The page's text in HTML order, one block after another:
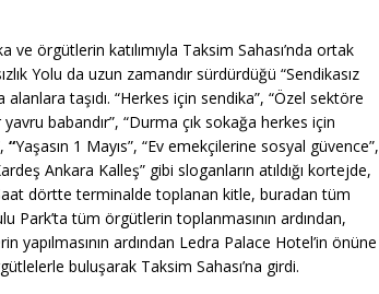
ve örgütlerin katılımıyla Taksim Sahası’nda ortak
Yolu da uzun zamandır sürdürdüğü “Sendikasız
alanlara taşıdı. “Herkes için sendika”, “Özel sektöre
yavru babandır”, “Durma çık sokağa herkes için
“Yaşasın 1 Mayıs”, “Ev emekçilerine sosyal güvence”,
Ankara Kalleş” gibi sloganların atıldığı kortejde,
dörtte terminalde toplanan kitle, buradan tüm
Park’ta tüm örgütlerin toplanmasının ardından,
yapılmasının ardından Ledra Palace Hotel’in önüne
buluşarak Taksim Sahası’na girdi.